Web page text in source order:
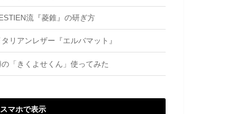
流『菱錐』の研ぎ方
タリアンレザー『エルバマット』
の「きくよせくん」使ってみた
スマホで表示